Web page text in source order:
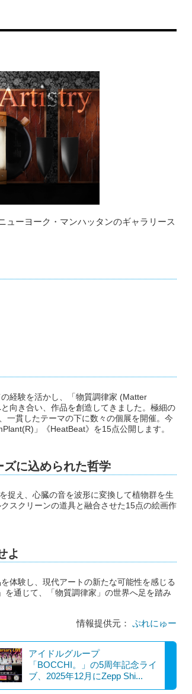
ューヨーク・マンハッタンのギャラリース
経験を活かし、「物質調律家 (Matter
向き合い、作品を創造してきました。極細の
一貫したテーマの下に数々の個展を開催。今
」《HeatBeat》を15点公開します。
に込められた哲学
捉え、心臓の音を波形に変換して植物群を生
スクリーンの道具と融合させた15点の絵画作
よ
体験し、現代アートの新たな可能性を感じる
通じて、「物質調律家」の世界へ足を踏み
情報提供元： ぷれにゅー
アイドルグループ
「BOCCHI。」の5周年記念ライ
ブ、2025年12月にZepp Shi...